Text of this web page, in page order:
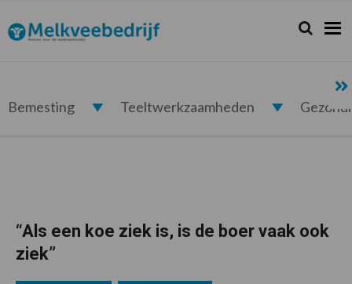
de
hoofdnavigatie
de
hoofd
de
eerste
de
voettekst
Melkveebedrijf.nl Zoeken...
Zoek
Bemesting Teeltwerkzaamheden
“Als een koe ziek is, is de boer vaak ook
ziek”